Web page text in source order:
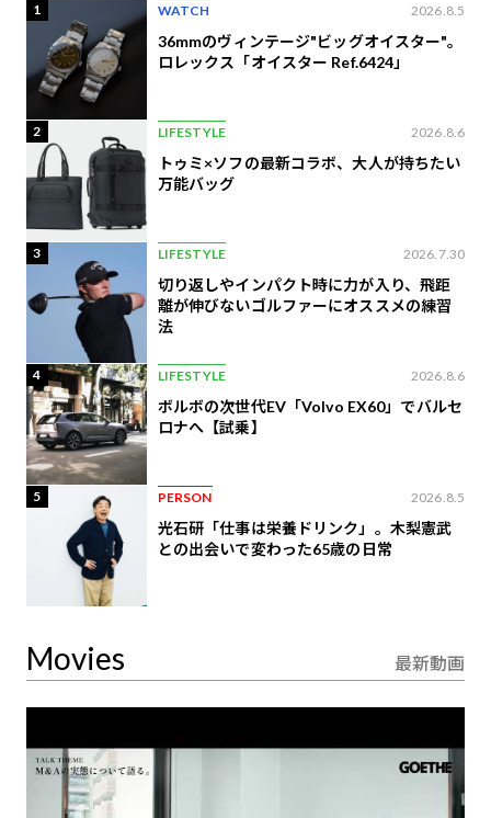
1 WATCH 2026.8.5
36mmのヴィンテージ"ビッグオイスター"。
ロレックス「オイスター Ref.6424」
2 LIFESTYLE 2026.8.6
トゥミ×ソフの最新コラボ、大人が持ちたい
万能バッグ
3 LIFESTYLE 2026.7.30
切り返しやインパクト時に力が入り、飛距
離が伸びないゴルファーにオススメの練習
法
4 LIFESTYLE 2026.8.6
ボルボの次世代EV「Volvo EX60」でバルセ
ロナへ【試乗】
5 PERSON 2026.8.5
光石研「仕事は栄養ドリンク」。木梨憲武
との出会いで変わった65歳の日常
Movies 最新動画